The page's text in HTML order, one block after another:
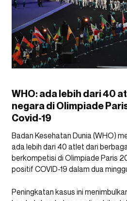
WHO: ada lebih dari 40
negara di Olimpiade
Covid-19
Badan Kesehatan Dunia (WHO)
ada lebih dari 40 atlet dari
berkompetisi di Olimpiade Paris
positif COVID-19 dalam dua
Peningkatan kasus ini